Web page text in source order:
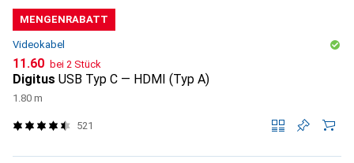
MENGENRABATT
Videokabel
CHF
11.60 bei 2 Stück
Digitus USB Typ C — HDMI (Typ A)
1.80 m
521